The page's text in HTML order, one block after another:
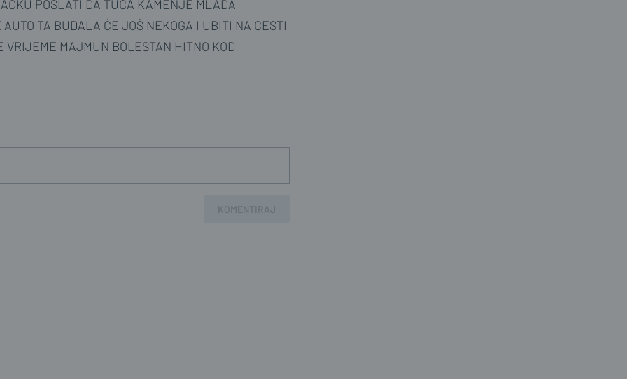
kočenja raste sa cca 25 metara kod 50kmh, na
kočnice, trap i ostalo ispravni. Dakle takva brzina je
takvom ... Prikaži sve
kmh bez kočenja... puno je manje ovakvih
realno bi bilo njegov automobil odmah u
POSLATI DA TUCA KAMENJE MLADA
TA BUDALA ĆE JOŠ NEKOGA I UBITI NA CESTI
VRIJEME MAJMUN BOLESTAN HITNO KOD
KOMENTIRAJ